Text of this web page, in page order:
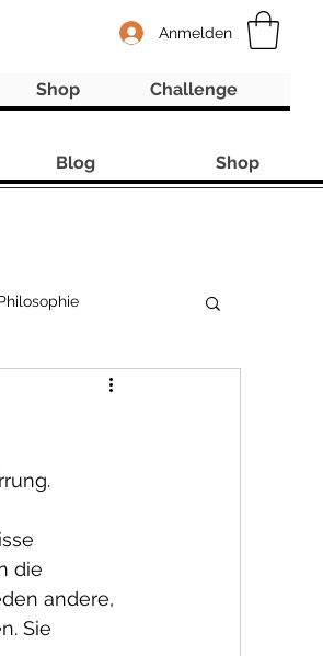
Anmelden
Shop Challenge
die
andere,
Sie
Blog Shop